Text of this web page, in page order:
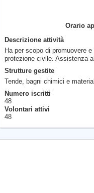
Orario
Descrizione attività
Ha per scopo di promuovere
protezione civile. Assistenza
Strutture gestite
Tende, bagni chimici e
Numero iscritti
48
Volontari attivi
48